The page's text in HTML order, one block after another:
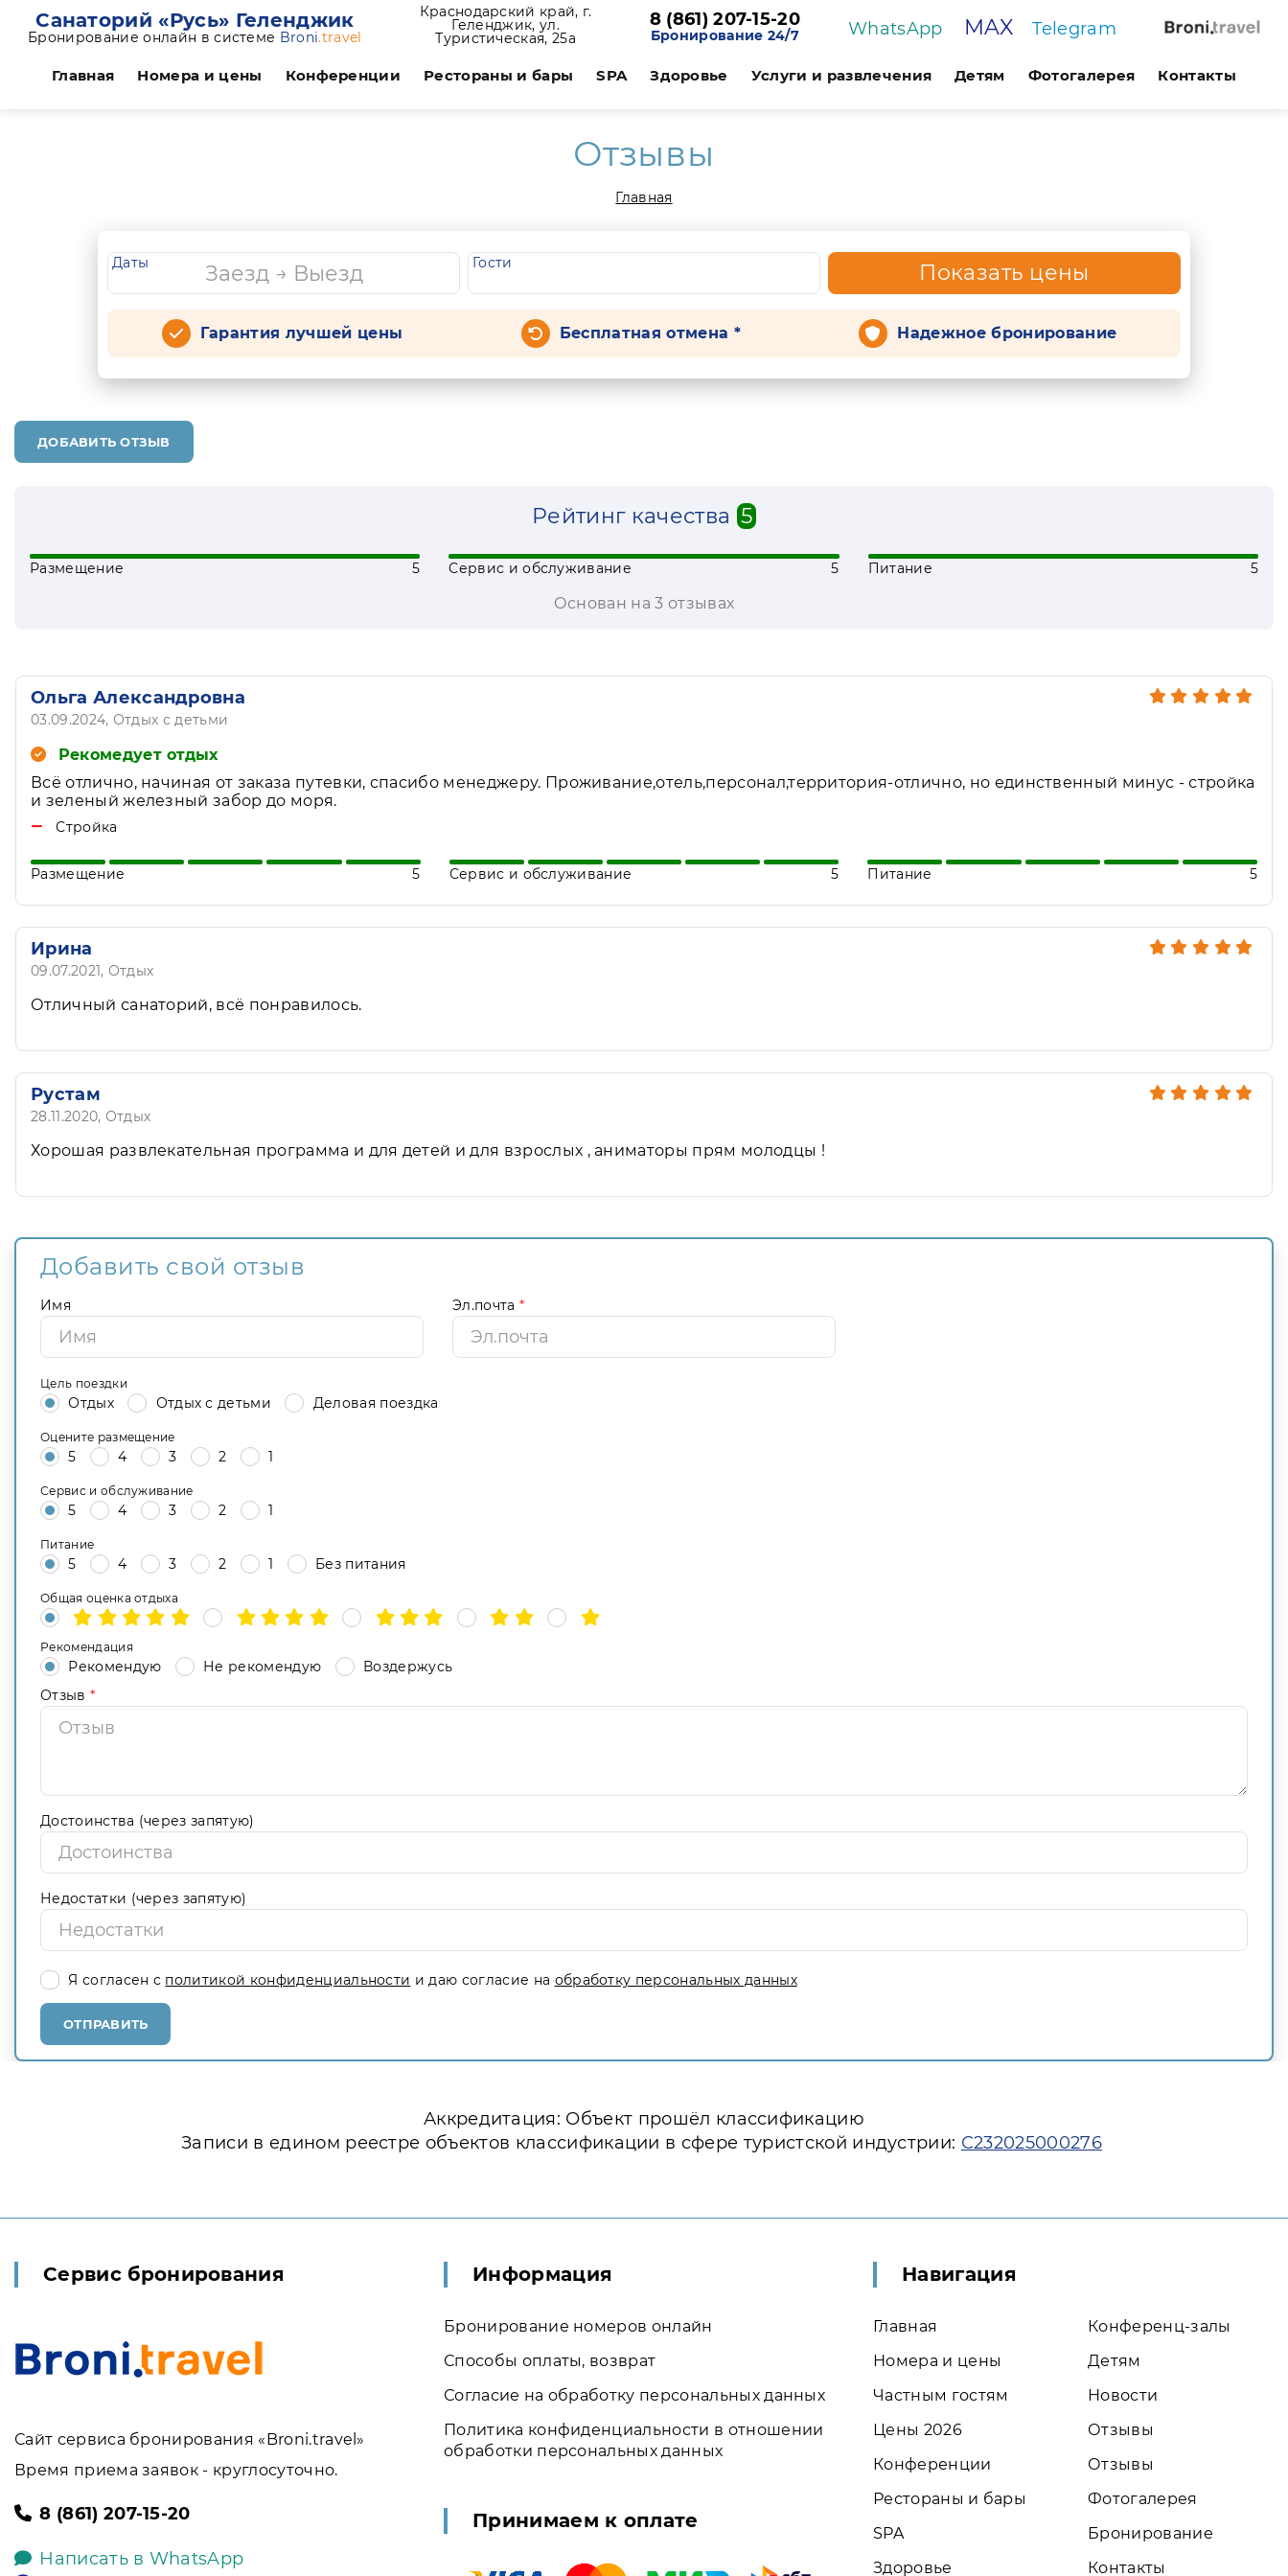
Санаторий «Русь» Геленджик
Бронирование онлайн в системе Broni.travel
Краснодарский край, г.
Геленджик, ул.
Туристическая, 25а
8 (861) 207-15-20
Бронирование 24/7 WhatsApp MAX Telegram
Главная Номера и цены Конференции Рестораны и бары SPA Здоровье Услуги и развлечения Детям Фотогалерея Контакты
Отзывы
Главная
Даты Гости Показать цены
Гарантия лучшей цены Бесплатная отмена * Надежное бронирование
ДОБАВИТЬ ОТЗЫВ
Рейтинг качества 5
Размещение 5 Сервис и обслуживание 5 Питание 5
Основан на 3 отзывах
Ольга Александровна
03.09.2024, Отдых с детьми
Рекомедует отдых
Всё отлично, начиная от заказа путевки, спасибо менеджеру. Проживание,отель,персонал,территория-отлично, но единственный минус - стройка
и зеленый железный забор до моря.
Стройка
Размещение 5 Сервис и обслуживание 5 Питание 5
Ирина
09.07.2021, Отдых
Отличный санаторий, всё понравилось.
Рустам
28.11.2020, Отдых
Хорошая развлекательная программа и для детей и для взрослых , аниматоры прям молодцы !
Добавить свой отзыв
Имя Эл.почта *
Цель поездки
Отдых Отдых с детьми Деловая поездка
Оцените размещение
5 4 3 2 1
Сервис и обслуживание
5 4 3 2 1
Питание
5 4 3 2 1 Без питания
Общая оценка отдыха
Рекомендация
Рекомендую Не рекомендую
Воздержусь
Отзыв *
Достоинства (через запятую)
Недостатки (через запятую)
Я согласен с политикой конфиденциальности и даю согласие на обработку персональных данных
ОТПРАВИТЬ
Аккредитация: Объект прошёл классификацию
Записи в едином реестре объектов классификации в сфере туристской индустрии: С232025000276
Сервис бронирования
Сайт сервиса бронирования «Broni.travel»
Время приема заявок - круглосуточно.
8 (861) 207-15-20
Написать в WhatsApp
Информация
Бронирование номеров онлайн
Способы оплаты, возврат
Согласие на обработку персональных данных
Политика конфиденциальности в отношении
обработки персональных данных
Принимаем к оплате
Навигация
Главная
Номера и цены
Частным гостям
Цены 2026
Конференции
Рестораны и бары
SPA
Здоровье
Конференц-залы
Детям
Новости
Отзывы
Отзывы
Фотогалерея
Бронирование
Контакты